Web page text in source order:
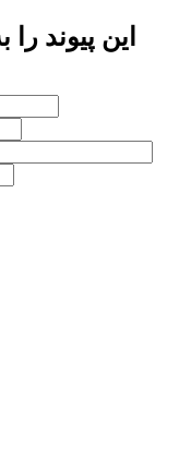
این پیوند